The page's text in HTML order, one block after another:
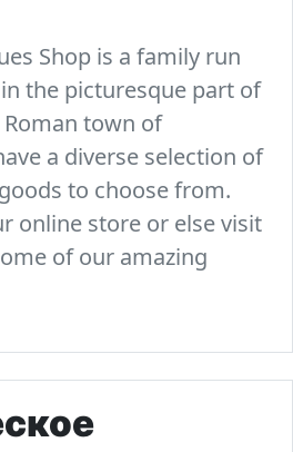
Shop is a family run
the picturesque part of
town of
a diverse selection of
to choose from.
online store or else visit
of our amazing